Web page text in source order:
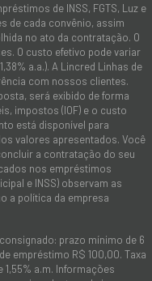
de INSS, FGTS, Luz e
de cada convênio, assim
no ato da contratação. O
O custo efetivo pode variar
a.a.). A Lincred Linhas de
com nossos clientes.
será exibido de forma
impostos (IOF) e o custo
está disponível para
valores apresentados. Você
a contratação do seu
nos empréstimos
e INSS) observam as
a política da empresa
prazo mínimo de 6
empréstimo R$ 100,00. Taxa
1,55% a.m. Informações